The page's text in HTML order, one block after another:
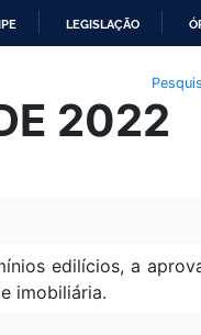
LEGISLAÇÃO
2022
edilícios, a
imobiliária.